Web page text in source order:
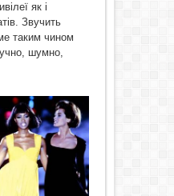
як і
Звучить
таким чином
шумно,